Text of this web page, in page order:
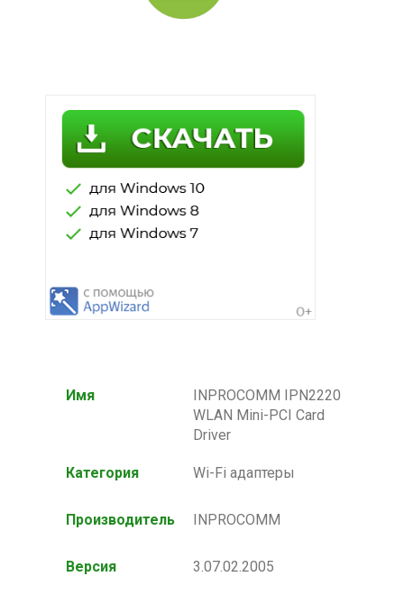
Имя
INPROCOMM IPN2220
WLAN Mini-PCI Card
Driver
Категория Wi-Fi адаптеры
Производитель INPROCOMM
Версия 3.07.02.2005